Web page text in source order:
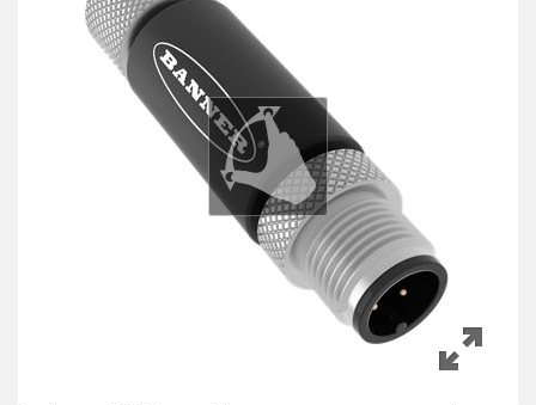
SENSORI
Sensori fotoelettrici
Laser per misurazione di distanza
IIOT E LA FABBRICA
INTELLIGENTE
Protocolli di comunicazione industriali
Manutenzione predittiva
Manutenzione predittiva
Monitoraggio delle condizioni: manutenzione predittiva e
Monitoraggio/efficacia complessiva dei macchinari